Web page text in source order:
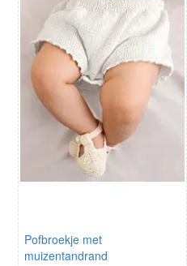
Pofbroekje met
muizentandrand